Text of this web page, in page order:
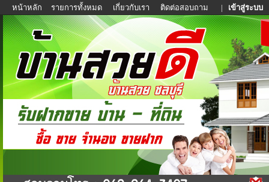
หน้าหลัก รายการทั้งหมด เกี่ยวกับเรา ติดต่อสอบถาม | เข้าสู่ระบบ